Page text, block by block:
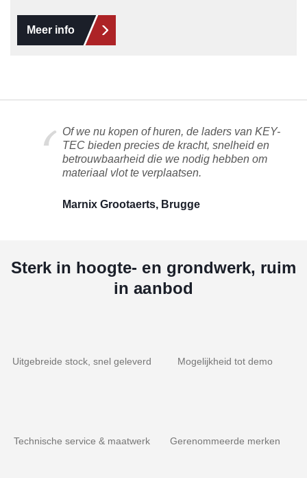
Meer info
Of we nu kopen of huren, de laders van KEY-
TEC bieden precies de kracht, snelheid en
betrouwbaarheid die we nodig hebben om
materiaal vlot te verplaatsen.
Marnix Grootaerts, Brugge
Sterk in hoogte- en grondwerk, ruim
in aanbod
Uitgebreide stock, snel geleverd Mogelijkheid tot demo
Technische service & maatwerk Gerenommeerde merken